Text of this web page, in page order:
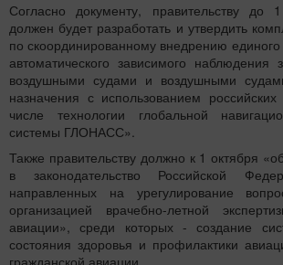
Согласно документу, правительству
должен будет разработать и утвердить
по скоординированному внедрению
автоматического зависимого наблюдения
воздушными судами и воздушными
назначения с использованием
числе технологии глобальной
системы ГЛОНАСС».
Также правительству должно к 1 октября
в законодательство Российской
направленных на урегулирование
организацией врачебно-летной
авиации», среди которых - создание
состояния здоровья и профилактики